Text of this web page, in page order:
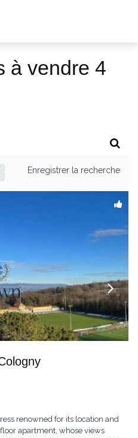
à vendre 4
Enregistrer la recherche
renowned for its location and
apartment, whose views